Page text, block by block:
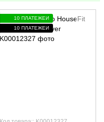
10 ПЛАТЕЖЕЙ
10 ПЛАТЕЖЕЙ